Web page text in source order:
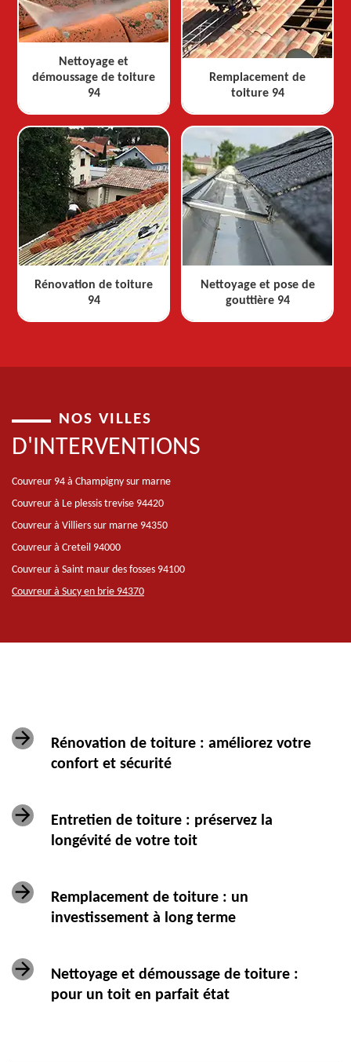
Nettoyage et
démoussage de toiture
94
Remplacement de
toiture 94
Rénovation de toiture
94
Nettoyage et pose de
gouttière 94
NOS VILLES
D'INTERVENTIONS
Couvreur 94 à Champigny sur marne
Couvreur à Le plessis trevise 94420
Couvreur à Villiers sur marne 94350
Couvreur à Creteil 94000
Couvreur à Saint maur des fosses 94100
Couvreur à Sucy en brie 94370
Rénovation de toiture : améliorez votre
confort et sécurité
Entretien de toiture : préservez la
longévité de votre toit
Remplacement de toiture : un
investissement à long terme
Nettoyage et démoussage de toiture :
pour un toit en parfait état